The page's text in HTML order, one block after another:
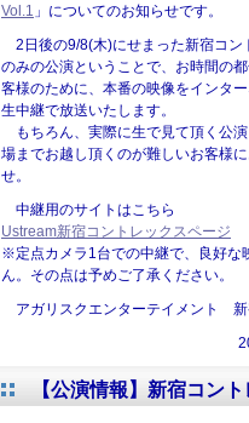
Vol.1 」についてのお知らせです。
2日後の9/8(木)にせまった新宿コ
のみの公演ということで、お時間の
客様のために、本番の映像をインタ
生中継で放送いたします。
もちろん、実際に生で見て頂く公
場までお越し頂くのが難しいお客様
せ。
中継用のサイトはこちら
Ustream新宿コントレックスページ
※定点カメラ1台での中継で、良好な
ん。その点は予めご了承ください。
アガリスクエンターテイメント
【公演情報】新宿コン